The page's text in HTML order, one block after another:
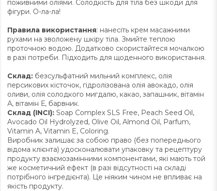
поживними оліями. Солодкість для тіла без шкоди для
фігури. О-ла-ла!
Правила використання: нанесіть крем масажними
рухами на зволожену шкіру тіла. Змийте теплою
проточною водою. Додатково скористайтеся мочалкою
в разі потреби. Підходить для щоденного використання.
Склад: безсульфатний мильний комплекс, олія
персикових кісточок, гідролізована олія авокадо, олія
оливи, олія солодкого мигдалю, какао, запашник, вітамін
А, вітамін Е, барвник.
Склад (INCI): Soap Complex SLS Free, Peach Seed Oil,
Avocado Oil Hydrolyzed, Olive Oil, Almond Oil, Parfum,
Vitamin A, Vitamin E, Coloring.
Виробник залишає за собою право (без попереднього
відома клієнта) удосконалювати упаковку та рецептуру
продукту взаємозамінними компонентами, які мають той
же косметичний ефект (в разі відсутності на складі
потрібного інгредієнта). Це ніяким чином не впливає на
якість продукту.